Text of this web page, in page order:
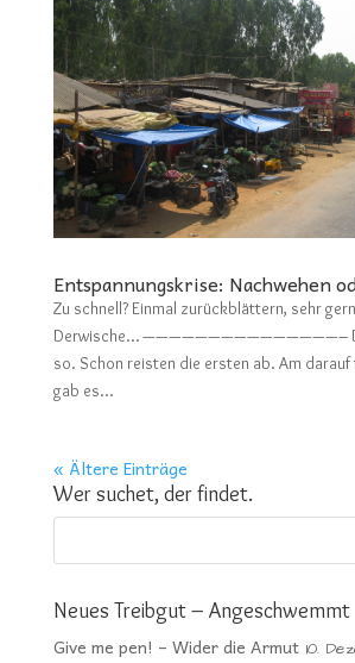
Entspannungskrise: Nachwehen
Zu schnell? Einmal zurückblättern, sehr
Derwische… ———————————————–
so. Schon reisten die ersten ab. Am darauf
gab es...
« Ältere Einträge
Wer suchet, der findet.
Neues Treibgut – Angeschwemmt
Give me pen! – Wider die Armut 10.